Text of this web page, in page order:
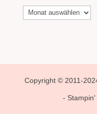
Archiv
Copyright © 2011-
-